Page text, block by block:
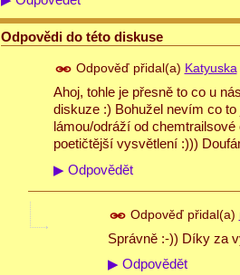
Odpovědi do této diskuse
Odpověď přidal(a) Katyuska
Ahoj, tohle je přesně to co u
diskuze :) Bohužel nevím co
lámou/odráží od
poetičtější vysvětlení :)))
▶Odpovědět
Odpověď přidal(a)
Správně :-)) Díky za
▶Odpovědět